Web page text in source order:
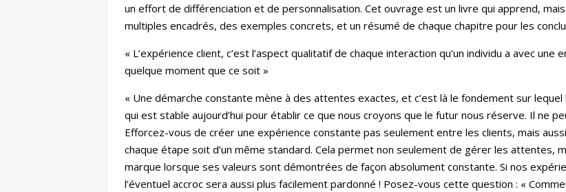
un effort de différenciation et de personnalisation. Cet ouvrage est un livre qui apprend,
multiples encadrés, des exemples concrets, et un résumé de chaque chapitre pour les
« L’expérience client, c’est l’aspect qualitatif de chaque interaction qu’un individu a avec
quelque moment que ce soit »
« Une démarche constante mène à des attentes exactes, et c’est là le fondement sur
qui est stable aujourd’hui pour établir ce que nous croyons que le futur nous réserve. Il ne
Efforcez-vous de créer une expérience constante pas seulement entre les clients, mais
chaque étape soit d’un même standard. Cela permet non seulement de gérer les attentes,
marque lorsque ses valeurs sont démontrées de façon absolument constante. Si nos
l’éventuel accroc sera aussi plus facilement pardonné ! Posez-vous cette question : «